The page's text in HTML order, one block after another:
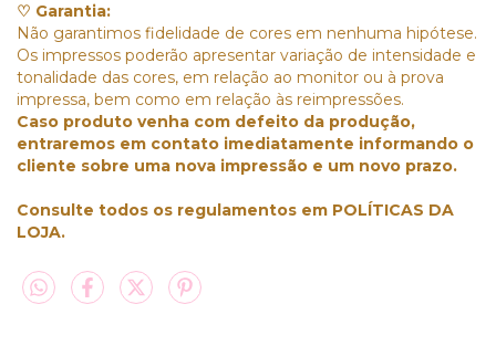
♡ Garantia:
Não garantimos fidelidade de cores em nenhuma hipótese.
Os impressos poderão apresentar variação de intensidade e
tonalidade das cores, em relação ao monitor ou à prova
impressa, bem como em relação às reimpressões.
Caso produto venha com defeito da produção,
entraremos em contato imediatamente informando o
cliente sobre uma nova impressão e um novo prazo.
Consulte todos os regulamentos em POLÍTICAS DA
LOJA.